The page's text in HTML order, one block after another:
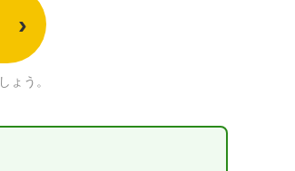
ょう。